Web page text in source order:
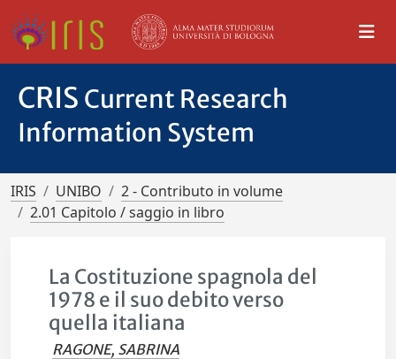
CRIS Current Research
Information System
IRIS UNIBO
2 - Contributo in volume
2.01 Capitolo / saggio in libro
La Costituzione spagnola del
1978 e il suo debito verso
quella italiana
RAGONE, SABRINA